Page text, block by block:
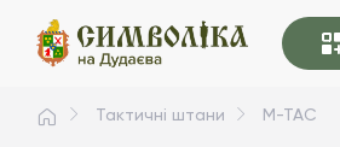
Тактичні штани M-TAC